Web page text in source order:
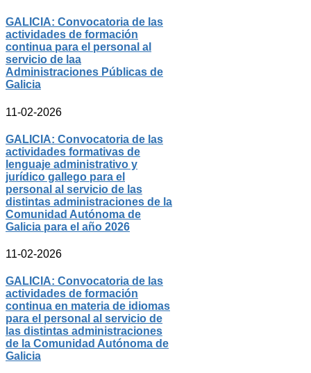
GALICIA: Convocatoria de las
actividades de formación
continua para el personal al
servicio de laa
Administraciones Públicas de
Galicia
11-02-2026
GALICIA: Convocatoria de las
actividades formativas de
lenguaje administrativo y
jurídico gallego para el
personal al servicio de las
distintas administraciones de la
Comunidad Autónoma de
Galicia para el año 2026
11-02-2026
GALICIA: Convocatoria de las
actividades de formación
continua en materia de idiomas
para el personal al servicio de
las distintas administraciones
de la Comunidad Autónoma de
Galicia